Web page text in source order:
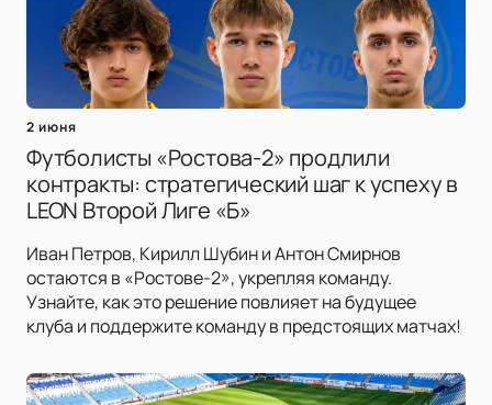
2 июня
Футболисты «Ростова-2» продлили
контракты: стратегический шаг к успеху в
LEON Второй Лиге «Б»
Иван Петров, Кирилл Шубин и Антон Смирнов
остаются в «Ростове-2», укрепляя команду.
Узнайте, как это решение повлияет на будущее
клуба и поддержите команду в предстоящих матчах!